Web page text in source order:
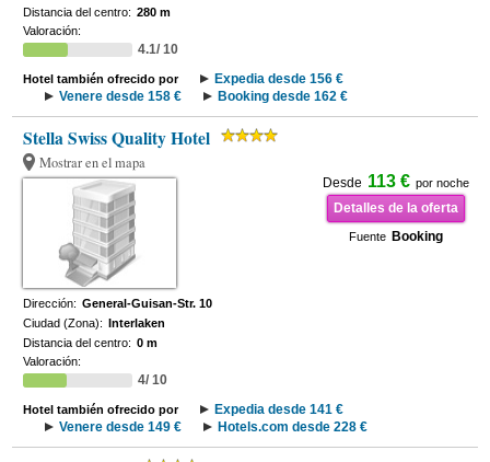
Distancia del centro: 280 m
Valoración:
4.1/ 10
Hotel también ofrecido por
Expedia desde 156 €
Venere desde 158 €
Booking desde 162 €
Stella Swiss Quality Hotel
Mostrar en el mapa
Desde 113 € por noche
Detalles de la oferta
Fuente Booking
Dirección: General-Guisan-Str. 10
Ciudad (Zona): Interlaken
Distancia del centro: 0 m
Valoración:
4/ 10
Hotel también ofrecido por
Expedia desde 141 €
Venere desde 149 €
Hotels.com desde 228 €